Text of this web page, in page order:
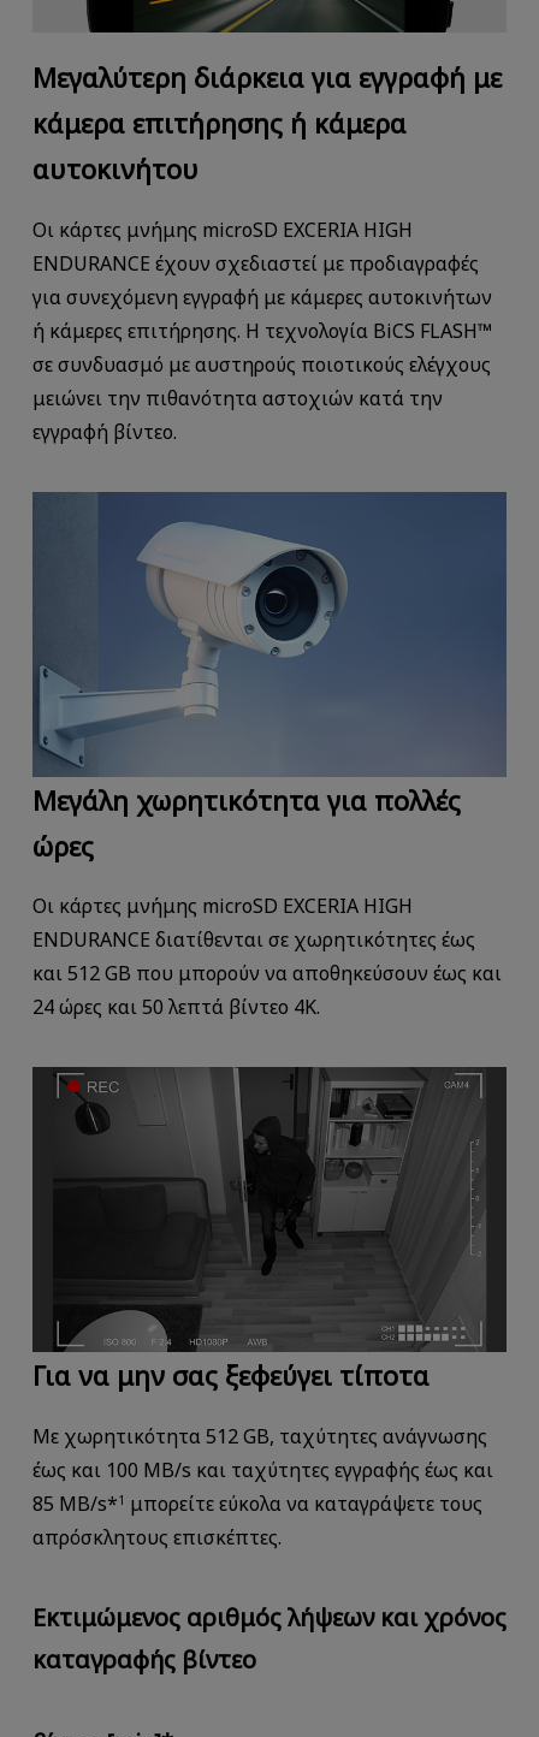
Μεγαλύτερη διάρκεια για εγγραφή με
κάμερα επιτήρησης ή κάμερα
αυτοκινήτου
Οι κάρτες μνήμης microSD EXCERIA HIGH
ENDURANCE έχουν σχεδιαστεί με προδιαγραφές
για συνεχόμενη εγγραφή με κάμερες αυτοκινήτων
ή κάμερες επιτήρησης. Η τεχνολογία BiCS FLASH™
σε συνδυασμό με αυστηρούς ποιοτικούς ελέγχους
μειώνει την πιθανότητα αστοχιών κατά την
εγγραφή βίντεο.
Μεγάλη χωρητικότητα για πολλές
ώρες
Οι κάρτες μνήμης microSD EXCERIA HIGH
ENDURANCE διατίθενται σε χωρητικότητες έως
και 512 GB που μπορούν να αποθηκεύσουν έως και
24 ώρες και 50 λεπτά βίντεο 4K.
Για να μην σας ξεφεύγει τίποτα
Με χωρητικότητα 512 GB, ταχύτητες ανάγνωσης
έως και 100 MB/s και ταχύτητες εγγραφής έως και
85 MB/s*1 μπορείτε εύκολα να καταγράψετε τους
απρόσκλητους επισκέπτες.
Εκτιμώμενος αριθμός λήψεων και χρόνος
καταγραφής βίντεο